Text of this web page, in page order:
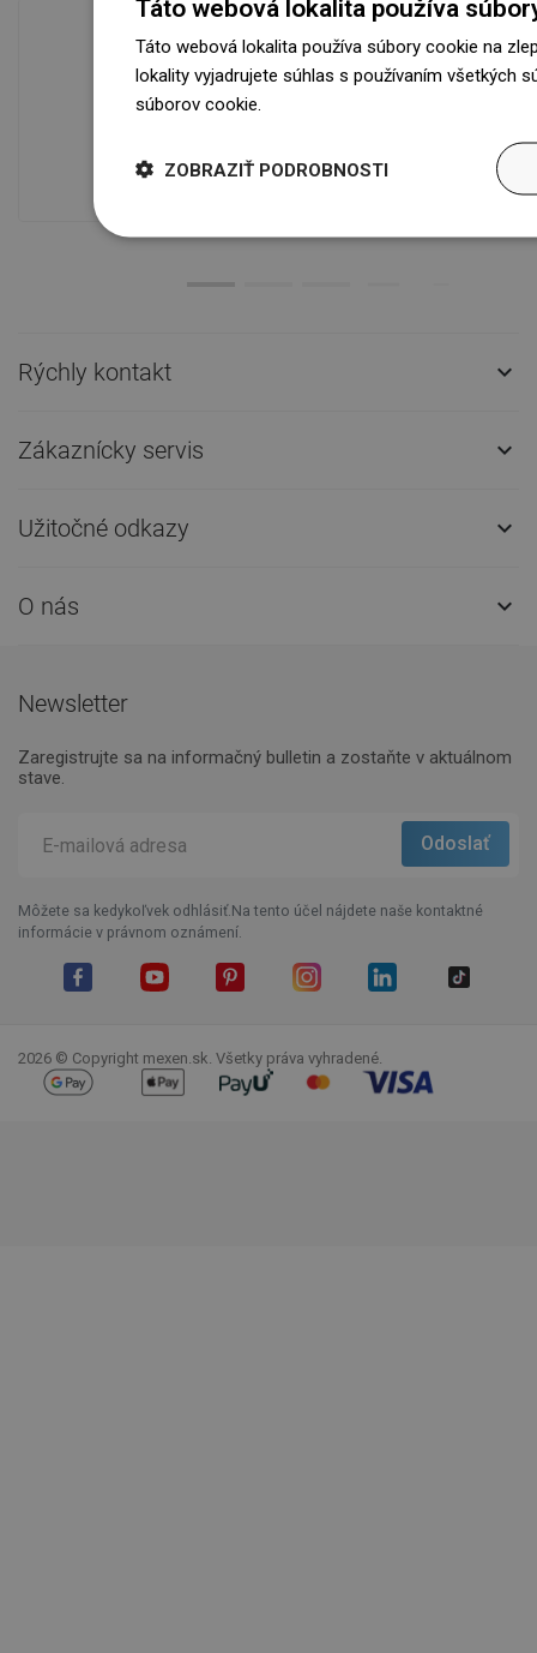
Dostupnosť tovaru
Naše výrobky na vás čakajú v
prepravu!
Rýchly kontakt 
Zákaznícky servis 
Užitočné odkazy 
O nás 
Newsletter
Zaregistrujte sa na informačný bulletin a zostaňte v aktuálnom
stave.
Môžete sa kedykoľvek odhlásiť.Na tento účel nájdete naše kontaktné
informácie v právnom oznámení.
2026 © Copyright mexen.sk. Všetky práva vyhradené.
Táto webová lokalita používa
Táto webová lokalita používa súbory cookie na
lokality vyjadrujete súhlas s používaním všetkých
súborov cookie.
ZOBRAZIŤ PODROBNOSTI